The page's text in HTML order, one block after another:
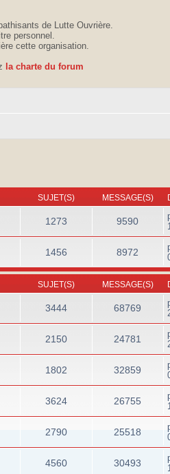
de Lutte Ouvrière.
personnel.
cette organisation.
la charte du forum
SUJET(S) MESSAGE(S)
1273 9590
1456 8972
SUJET(S) MESSAGE(S)
3444 68769
2150 24781
1802 32859
3624 26755
2790 25518
4560 30493